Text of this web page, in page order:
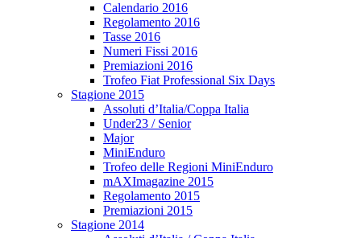
Calendario 2016
Regolamento 2016
Tasse 2016
Numeri Fissi 2016
Premiazioni 2016
Trofeo Fiat Professional Six Days
Stagione 2015
Assoluti d’Italia/Coppa Italia
Under23 / Senior
Major
MiniEnduro
Trofeo delle Regioni MiniEnduro
mAXImagazine 2015
Regolamento 2015
Premiazioni 2015
Stagione 2014